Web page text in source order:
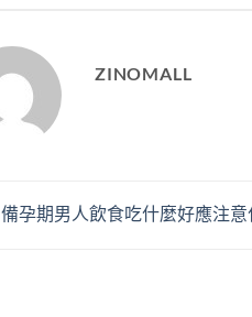
ZINOMALL
備孕期男人飲食吃什麼好應注意